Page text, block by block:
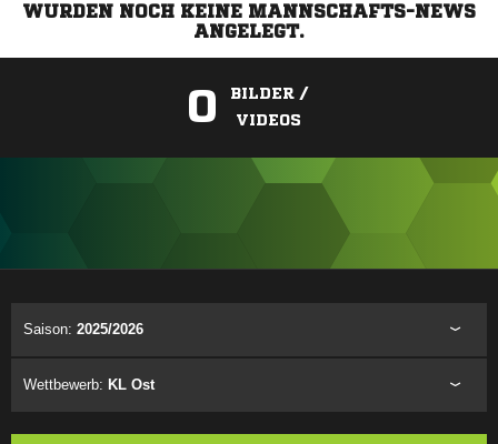
WURDEN NOCH KEINE MANNSCHAFTS-NEWS
ANGELEGT.
0
BILDER /
VIDEOS
Saison: 2025/2026
Wettbewerb: KL Ost